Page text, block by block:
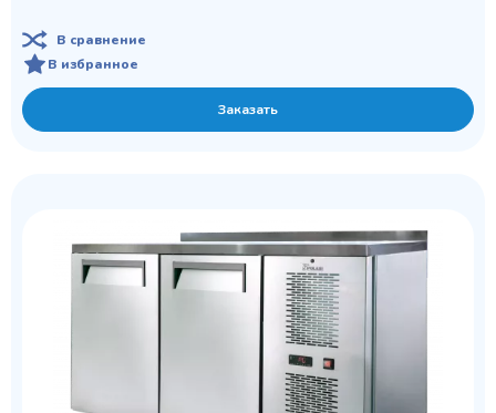
В сравнение
В избранное
Заказать